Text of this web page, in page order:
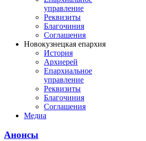
управление
Реквизиты
Благочиния
Соглашения
Новокузнецкая епархия
История
Архиерей
Епархиальное
управление
Реквизиты
Благочиния
Соглашения
Медиа
Анонсы